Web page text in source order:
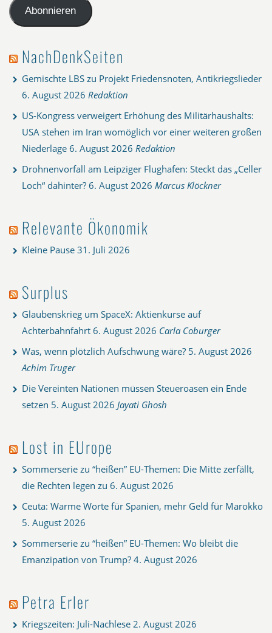
AdresseAbonnieren
NachDenkSeiten
Gemischte LBS zu Projekt Friedensnoten, Antikriegslieder
6. August 2026 Redaktion
US-Kongress verweigert Erhöhung des Militärhaushalts:
USA stehen im Iran womöglich vor einer weiteren großen
Niederlage 6. August 2026 Redaktion
Drohnenvorfall am Leipziger Flughafen: Steckt das „Celler
Loch“ dahinter? 6. August 2026 Marcus Klöckner
Relevante Ökonomik
Kleine Pause 31. Juli 2026
Surplus
Glaubenskrieg um SpaceX: Aktienkurse auf
Achterbahnfahrt 6. August 2026 Carla Coburger
Was, wenn plötzlich Aufschwung wäre? 5. August 2026
Achim Truger
Die Vereinten Nationen müssen Steueroasen ein Ende
setzen 5. August 2026 Jayati Ghosh
Lost in EUrope
Sommerserie zu “heißen” EU-Themen: Die Mitte zerfällt,
die Rechten legen zu 6. August 2026
Ceuta: Warme Worte für Spanien, mehr Geld für Marokko
5. August 2026
Sommerserie zu “heißen” EU-Themen: Wo bleibt die
Emanzipation von Trump? 4. August 2026
Petra Erler
Kriegszeiten: Juli-Nachlese 2. August 2026